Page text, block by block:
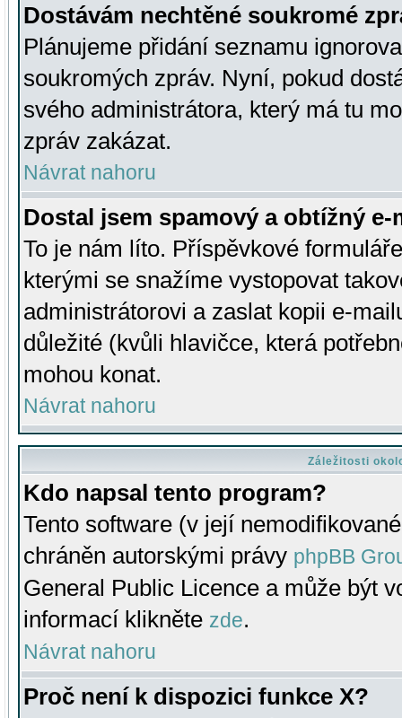
Dostávám nechtěné soukromé
Plánujeme přidání seznamu
soukromých zpráv. Nyní, pokud
svého administrátora, který má tu
zpráv zakázat.
Návrat nahoru
Dostal jsem spamový a obtížný
To je nám líto. Příspěvkové
kterými se snažíme vystopovat
administrátorovi a zaslat kopii e-
důležité (kvůli hlavičce, která
mohou konat.
Návrat nahoru
Záležitosti
Kdo napsal tento program?
Tento software (v její
chráněn autorskými právy phpBB
General Public Licence a může být
informací klikněte zde.
Návrat nahoru
Proč není k dispozici funkce X?